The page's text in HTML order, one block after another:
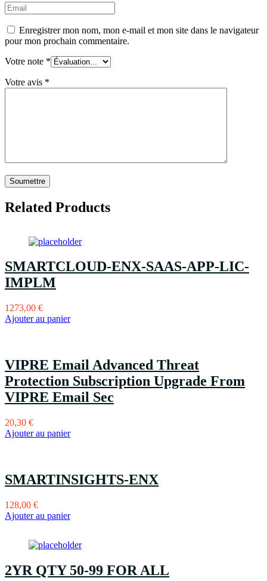
Enregistrer mon nom, mon e-mail et mon site dans le navigateur
pour mon prochain commentaire.
Votre note *
Votre avis *
Related Products
SMARTCLOUD-ENX-SAAS-APP-LIC-
IMPLM
1273,00 €
Ajouter au panier
VIPRE Email Advanced Threat
Protection Subscription Upgrade From
VIPRE Email Sec
20,30 €
Ajouter au panier
SMARTINSIGHTS-ENX
128,00 €
Ajouter au panier
2YR QTY 50-99 FOR ALL